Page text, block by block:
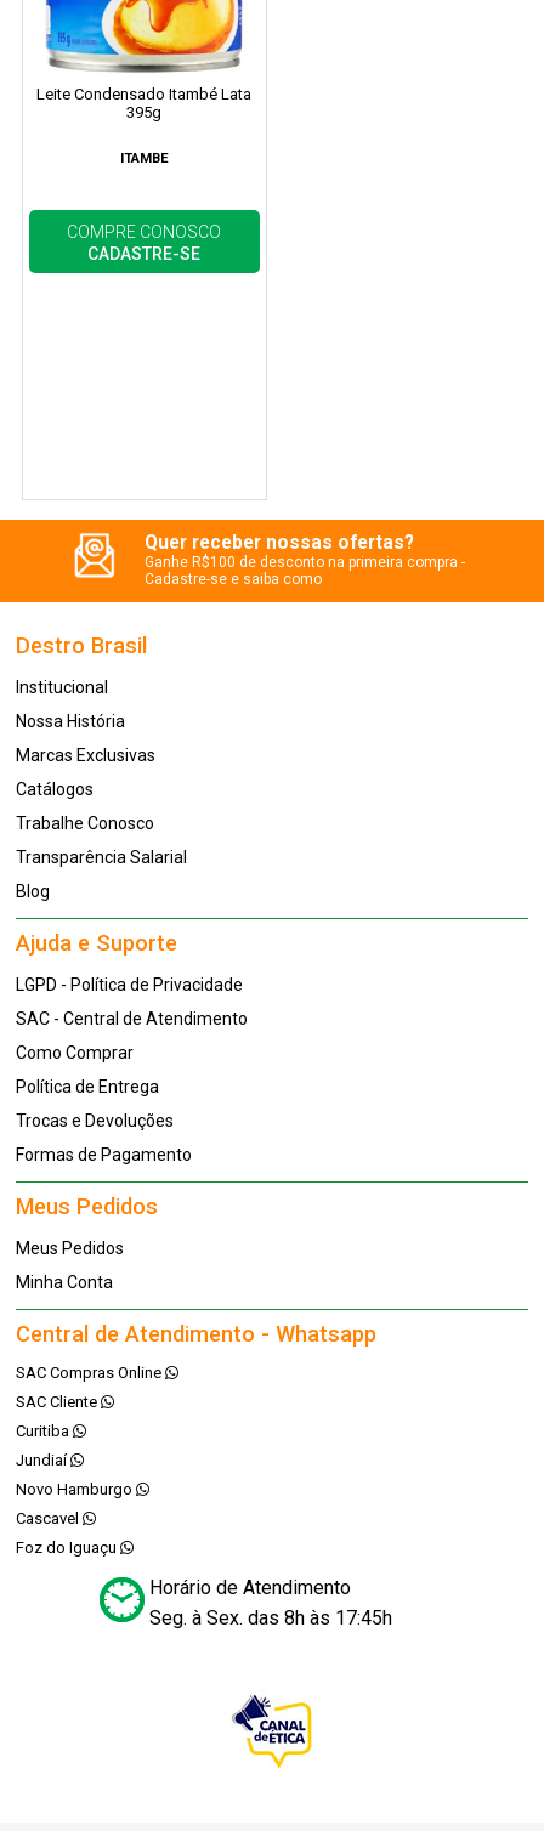
Leite Condensado Itambé Lata
395g
ITAMBE
COMPRE CONOSCO
CADASTRE-SE
Quer receber nossas ofertas?
Ganhe R$100 de desconto na primeira compra -
Cadastre-se e saiba como
Destro Brasil
Institucional
Nossa História
Marcas Exclusivas
Catálogos
Trabalhe Conosco
Transparência Salarial
Blog
Ajuda e Suporte
LGPD - Política de Privacidade
SAC - Central de Atendimento
Como Comprar
Política de Entrega
Trocas e Devoluções
Formas de Pagamento
Meus Pedidos
Meus Pedidos
Minha Conta
Central de Atendimento - Whatsapp
SAC Compras Online
SAC Cliente
Curitiba
Jundiaí
Novo Hamburgo
Cascavel
Foz do Iguaçu
Horário de Atendimento
Seg. à Sex. das 8h às 17:45h